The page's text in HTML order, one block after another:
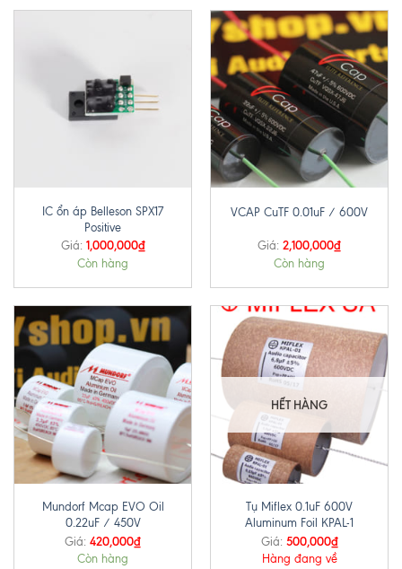
IC ổn áp Belleson SPX17
Positive
Giá: 1,000,000₫
Còn hàng
VCAP CuTF 0.01uF / 600V
Giá: 2,100,000₫
Còn hàng
Mundorf Mcap EVO Oil
0.22uF / 450V
Giá: 420,000₫
Còn hàng
HẾT HÀNG
Tụ Miflex 0.1uF 600V
Aluminum Foil KPAL-1
Giá: 500,000₫
Hàng đang về